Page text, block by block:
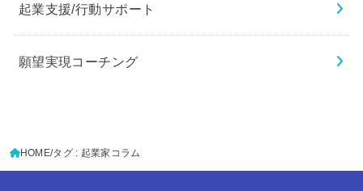
起業支援/行動サポート
願望実現コーチング
HOME タグ : 起業家コラム